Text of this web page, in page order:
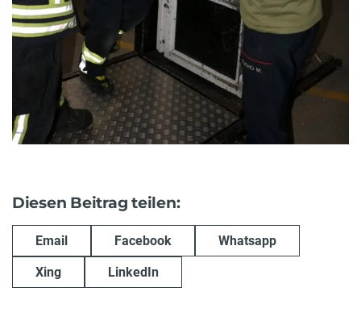
Diesen Beitrag teilen:
Email Facebook Whatsapp
Xing LinkedIn